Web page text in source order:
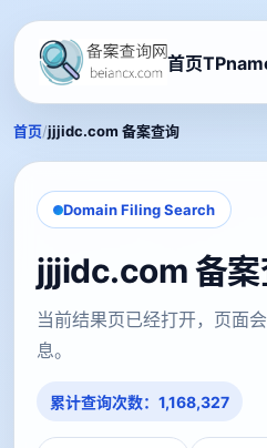
首页
首页/jjjidc.com 备案查询
Domain Filing Search
jjjidc.com 备案
当前结果页已经打开，页面
息。
累计查询次数：1,168,327